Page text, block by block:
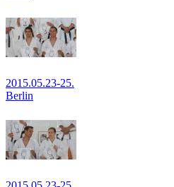
2015.05.23-25.
Berlin